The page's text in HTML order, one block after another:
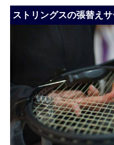
ストリングスの張替え